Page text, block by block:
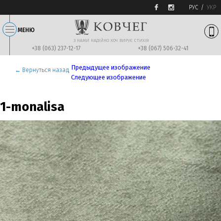
РУС УКР
МЕНЮ
З НАМИ НАДIЙНО ХОЧ ВИРУЄ СТИХIЯ
+38 (063) 237-12-17 +38 (067) 506-32-41
← Вернуться назад Предыдущее изображение
Следующее изображение
1-monalisa